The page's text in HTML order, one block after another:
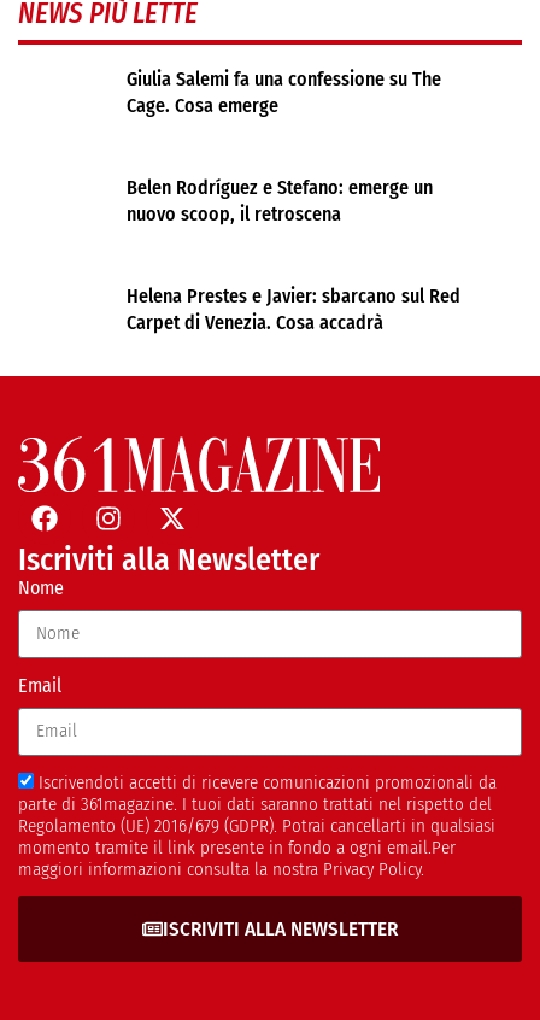
NEWS PIÙ LETTE
Giulia Salemi fa una confessione su The
Cage. Cosa emerge
Belen Rodríguez e Stefano: emerge un
nuovo scoop, il retroscena
Helena Prestes e Javier: sbarcano sul Red
Carpet di Venezia. Cosa accadrà
Iscriviti alla Newsletter
Nome
Email
Iscrivendoti accetti di ricevere comunicazioni promozionali da
parte di 361magazine. I tuoi dati saranno trattati nel rispetto del
Regolamento (UE) 2016/679 (GDPR). Potrai cancellarti in qualsiasi
momento tramite il link presente in fondo a ogni email.Per
maggiori informazioni consulta la nostra Privacy Policy.
ISCRIVITI ALLA NEWSLETTER